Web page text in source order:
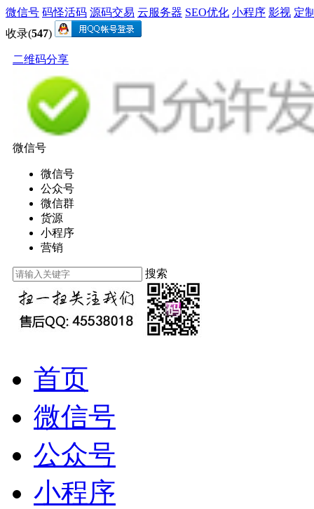
微信号 码怪活码 源码交易 云服务器 SEO优化 小程序 影视 定
收录(547)
二维码分享
微信号
微信号
公众号
微信群
货源
小程序
营销
搜索
首页
微信号
公众号
小程序